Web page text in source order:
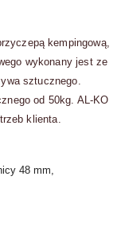
kempingową,
wykonany jest ze
sztucznego.
od 50kg. AL-KO
klienta.
48 mm,